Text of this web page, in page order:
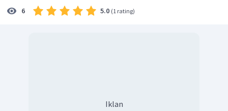
6 5.0 (1 rating)
Iklan